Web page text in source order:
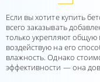
Если вы хотите купить
всего заказывать
только укрепляют
воздействую на его
влажность. Однако
эффективности — она